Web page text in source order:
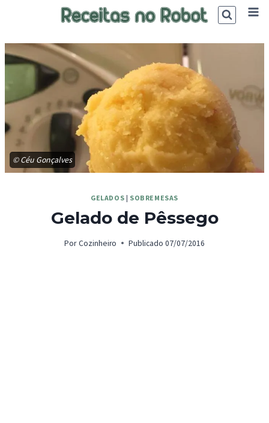
© Céu Gonçalves
GELADOS | SOBREMESAS
Gelado de Pêssego
Por Cozinheiro Publicado 07/07/2016